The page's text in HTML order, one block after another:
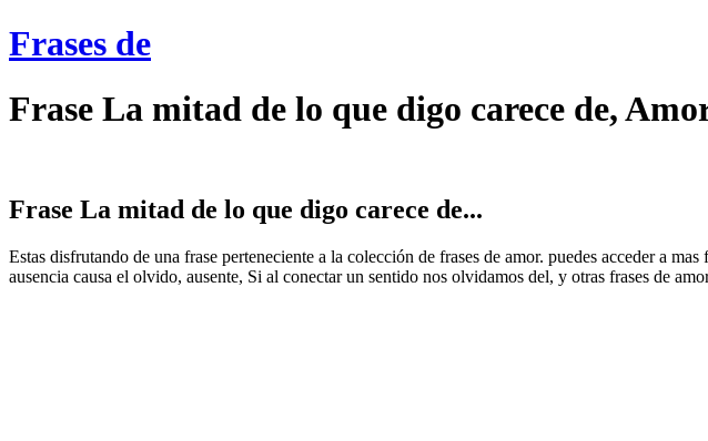
Frases de
Frase La mitad de lo que digo carece de,
Frase La mitad de lo que digo carece de...
Estas disfrutando de una frase perteneciente a la colección de frases de amor. puedes acceder a
ausencia causa el olvido, ausente, Si al conectar un sentido nos olvidamos del, y otras frases de